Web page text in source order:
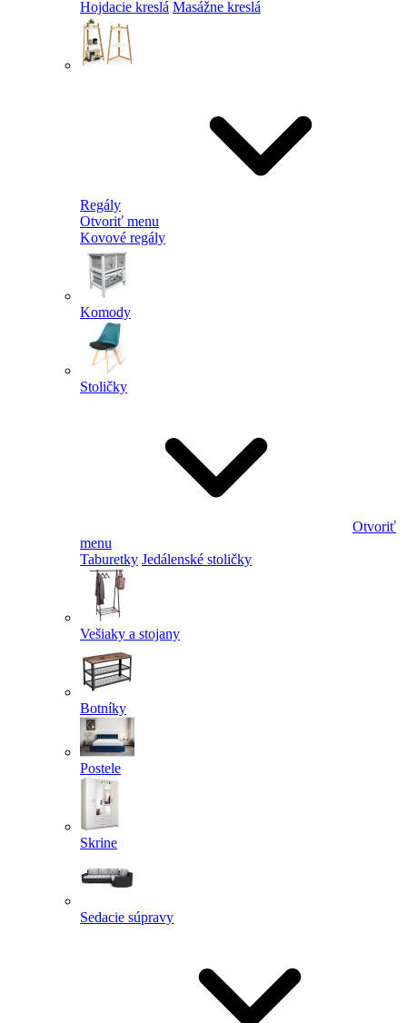
Hojdacie kreslá Masážne kreslá
Regály
Otvoriť menu
Kovové regály
Komody
Stoličky
Otvoriť
menu
Taburetky Jedálenské stoličky
Vešiaky a stojany
Botníky
Postele
Skrine
Sedacie súpravy